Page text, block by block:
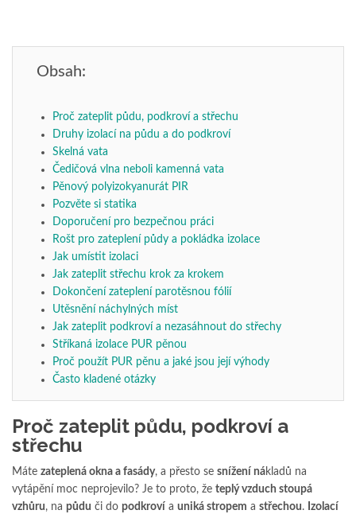
Obsah:
Proč zateplit půdu, podkroví a střechu
Druhy izolací na půdu a do podkroví
Skelná vata
Čedičová vlna neboli kamenná vata
Pěnový polyizokyanurát PIR
Pozvěte si statika
Doporučení pro bezpečnou práci
Rošt pro zateplení půdy a pokládka izolace
Jak umístit izolaci
Jak zateplit střechu krok za krokem
Dokončení zateplení parotěsnou fólií
Utěsnění náchylných míst
Jak zateplit podkroví a nezasáhnout do střechy
Stříkaná izolace PUR pěnou
Proč použít PUR pěnu a jaké jsou její výhody
Často kladené otázky
Proč zateplit půdu, podkroví a
střechu
Máte zateplená okna a fasády, a přesto se snížení nákladů na
vytápění moc neprojevilo? Je to proto, že teplý vzduch stoupá
vzhůru, na půdu či do podkroví a uniká stropem a střechou. Izolací